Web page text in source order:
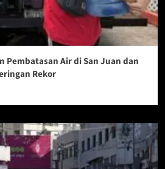
Pembatasan Air di San Juan dan
Rekor